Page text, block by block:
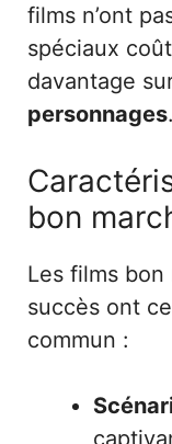
films n’ont
spéciaux
davantage
personnages.
bon
Les films
succès ont
commun :